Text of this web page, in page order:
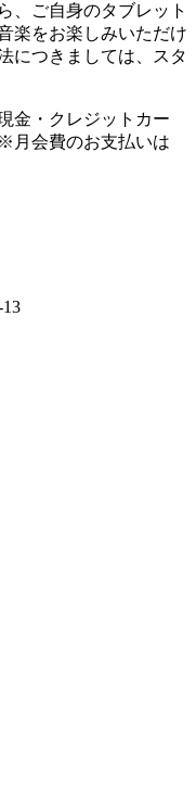
、ご自身のタブレット
楽をお楽しみいただけ
につきましては、スタ
金・クレジットカー
月会費のお支払いは